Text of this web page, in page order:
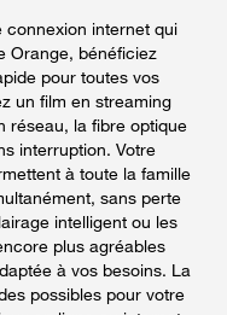
connexion internet qui
Orange, bénéficiez
pour toutes vos
un film en streaming
réseau, la fibre optique
interruption. Votre
à toute la famille
sans perte
intelligent ou les
plus agréables
à vos besoins. La
possibles pour votre